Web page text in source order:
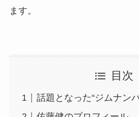
ます。
目次
話題となった“ジムナン